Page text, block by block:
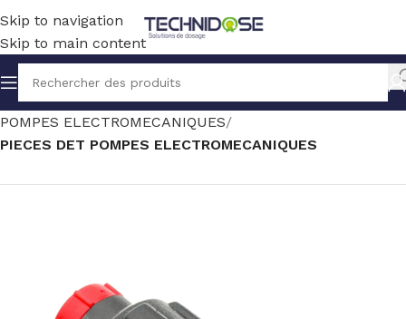
Skip to navigation
Skip to main content
Accueil TRAITEMENT EAU DOSAGE
POMPES ELECTROMECANIQUES
PIECES DET POMPES ELECTROMECANIQUES